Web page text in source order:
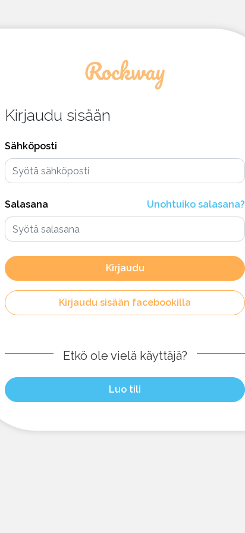
Kirjaudu sisään
Sähköposti
Salasana Unohtuiko salasana?
Kirjaudu
Kirjaudu sisään facebookilla
Etkö ole vielä käyttäjä?
Luo tili